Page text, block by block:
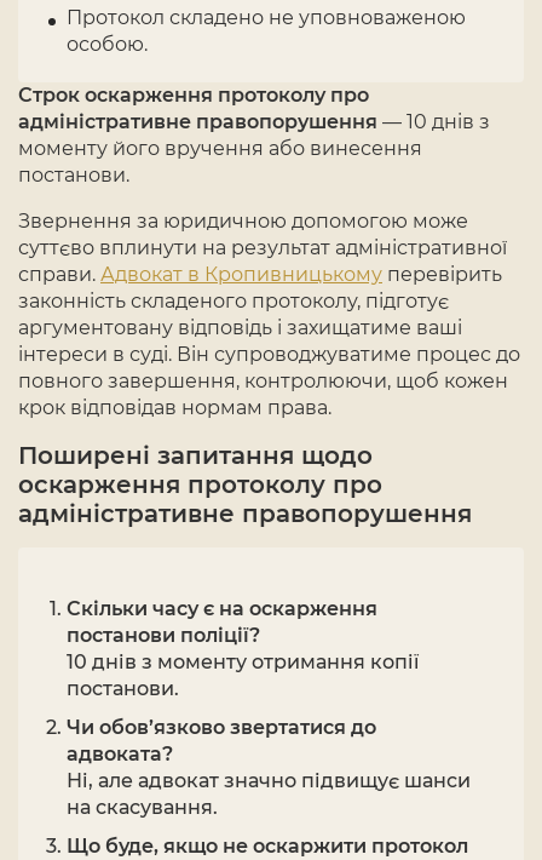
Протокол складено не уповноваженою
особою.
Строк оскарження протоколу про
адміністративне правопорушення — 10 днів з
моменту його вручення або винесення
постанови.
Звернення за юридичною допомогою може
суттєво вплинути на результат адміністративної
справи. Адвокат в Кропивницькому перевірить
законність складеного протоколу, підготує
аргументовану відповідь і захищатиме ваші
інтереси в суді. Він супроводжуватиме процес до
повного завершення, контролюючи, щоб кожен
крок відповідав нормам права.
Поширені запитання щодо
оскарження протоколу про
адміністративне правопорушення
Скільки часу є на оскарження
постанови поліції?
10 днів з моменту отримання копії
постанови.
Чи обов’язково звертатися до
адвоката?
Ні, але адвокат значно підвищує шанси
на скасування.
Що буде, якщо не оскаржити протокол